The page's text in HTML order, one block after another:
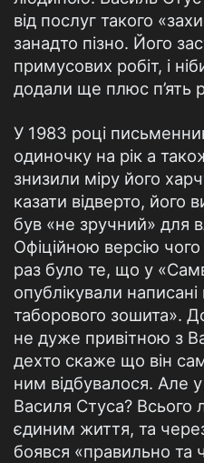
від послуг такого
занадто пізно. Його
примусових робіт, і
додали ще плюс п’ять
У 1983 році
одиночку на рік а
знизили міру його
казати відверто, його
був «не зручний» для
Офіційною версію
раз було те, що у
опублікували
таборового зошита».
не дуже привітною з
дехто скаже що він
ним відбувалося. Але
Василя Стуса? Всього
єдиним життя, та
боявся «правильно та